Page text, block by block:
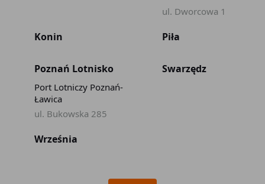
ul. Dworcowa 1
Konin Piła
Poznań Lotnisko
Port Lotniczy Poznań-
Ławica
ul. Bukowska 285
Swarzędz
Września